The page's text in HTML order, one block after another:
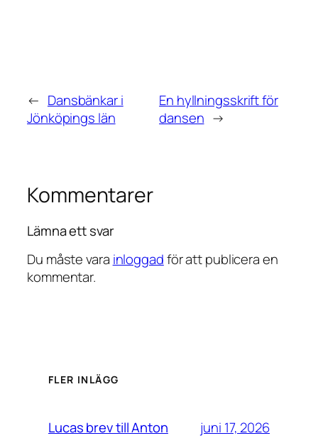
← Dansbänkar i
Jönköpings län
En hyllningsskrift för
dansen →
Kommentarer
Lämna ett svar
Du måste vara inloggadför att publicera en
kommentar.
FLER INLÄGG
Lucas brev till Anton juni 17, 2026